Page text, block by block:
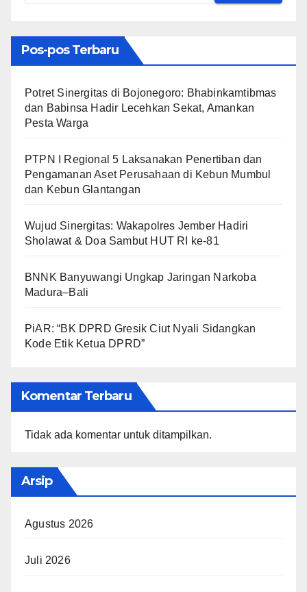
Pos-pos Terbaru
​Potret Sinergitas di Bojonegoro: Bhabinkamtibmas
dan Babinsa Hadir Lecehkan Sekat, Amankan
Pesta Warga
PTPN I Regional 5 Laksanakan Penertiban dan
Pengamanan Aset Perusahaan di Kebun Mumbul
dan Kebun Glantangan
Wujud Sinergitas: Wakapolres Jember Hadiri
Sholawat & Doa Sambut HUT RI ke-81
BNNK Banyuwangi Ungkap Jaringan Narkoba
Madura–Bali
PiAR: “BK DPRD Gresik Ciut Nyali Sidangkan
Kode Etik Ketua DPRD”
Komentar Terbaru
Tidak ada komentar untuk ditampilkan.
Arsip
Agustus 2026
Juli 2026